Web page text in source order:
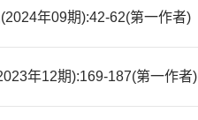
年09期):42-62(第一作者)
年12期):169-187(第一作者)